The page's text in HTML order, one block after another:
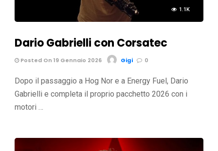
1.1K
Dario Gabrielli con Corsatec
Posted On 19 Gennaio 2026 Gigi 0
Dopo il passaggio a Hog Nor e a Energy Fuel, Dario
Gabrielli e completa il proprio pacchetto 2026 con i
motori …